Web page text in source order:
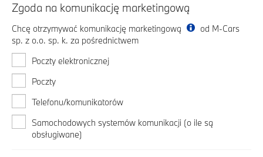
Zgoda na komunikację marketingową
Chcę otrzymywać komunikację marketingową
od M-Cars
sp. z o.o. sp. k. za pośrednictwem
Poczty elektronicznej
Poczty
Telefonu/komunikatorów
Samochodowych systemów komunikacji (o ile są
obsługiwane)